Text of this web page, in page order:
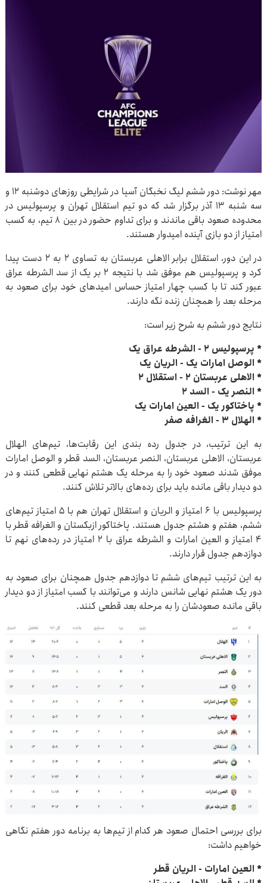
مهر نوشت: دور ششم لیگ نخبگان آسیا در شرایطی روزهای دوشنبه ۱۲ و
سه شنبه ۱۳ آذر برگزار شد که دو تیم استقلال تهران و پرسپولیس در
محدوده صعود باقی ماندند و برای تداوم حضور در بین ۸ تیم، به کسب
امتیاز از دو بازی آینده امیدوار هستند.
در این دور، استقلال برابر الاهلی عربستان به تساوی ۲ به ۲ دست پیدا
کرد و پرسپولیس هم موفق شد با نتیجه ۲ بر یک از سد الشرطه عراق
عبور کند تا با کسب چهار امتیاز حساس امیدهای خود برای صعود به
مرحله بعد را همچنان زنده نگه دارند.
نتایج دور ششم به شرح زیر است:
* پرسپولیس ۲ - الشرطه عراق یک
* الوصل امارات یک - الریان یک
* الاهلی عربستان ۲ - استقلال ۲
* النصر یک - السد ۲
* پاختاکور یک - العین امارات یک
* الهلال ۳ - الغرافه صفر
به این ترتیب، در جدول رده بندی این رقابت‌ها، تیم‌های الهلال
عربستان، الاهلی عربستان، النصر عربستان، السد قطر و الوصل امارات
موفق شدند صعود خود را به مرحله یک هشتم نهایی قطعی کنند و در
دو دیدار باقی مانده باید برای رده‌های بالاتر تلاش کنند.
پرسپولیس با ۶ امتیاز و الریان و استقلال تهران هم با ۵ امتیاز تیم‌های
ششم، هفتم و هشتم جدول هستند. پاختاکور ازبکستان و الغرافه قطر با
۴ امتیاز و العین امارات و الشرطه عراق با ۲ امتیاز در رده‌های نهم تا
دوازدهم جدول قرار دارند.
به این ترتیب تیم‌های ششم تا دوازدهم جدول همچنان برای صعود به
دور یک هشتم نهایی شانس دارند و می‌توانند با کسب امتیاز از دو دیدار
باقی مانده صعودشان را به مرحله بعد قطعی کنند.
برای بررسی احتمال صعود هر کدام از تیم‌ها به برنامه دور هفتم نگاهی
خواهیم داشت:
* العین امارات - الریان قطر